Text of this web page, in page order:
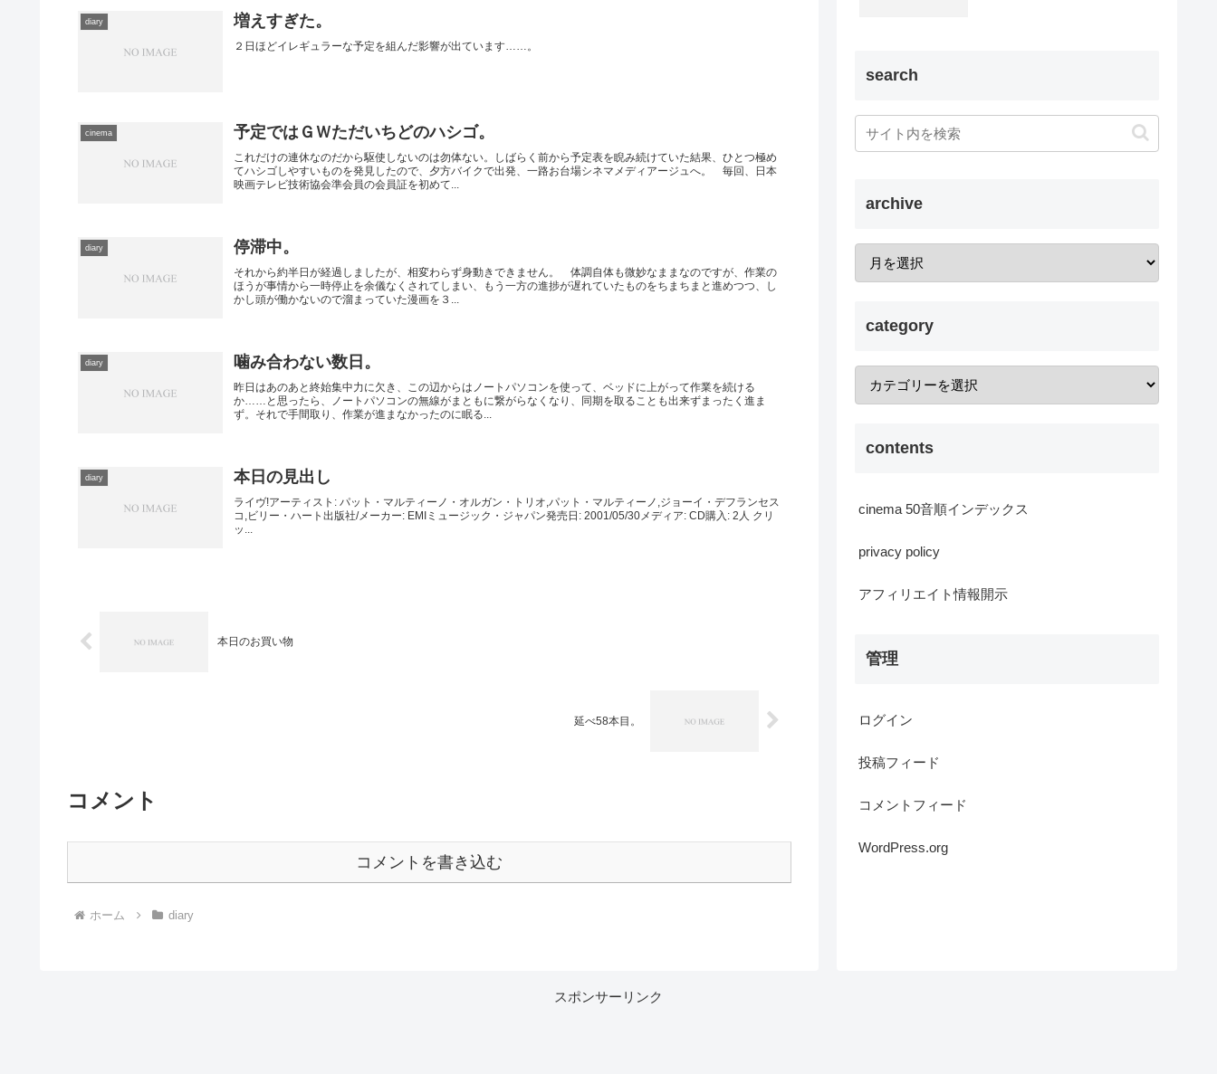
diary 増えすぎた。
２日ほどイレギュラーな予定を組んだ影響が出ています……。
cinema 予定ではＧＷただいちどのハシゴ。
これだけの連休なのだから駆使しないのは勿体ない。しばらく前から予定表を睨み続けていた結果、ひとつ極め
てハシゴしやすいものを発見したので、夕方バイクで出発、一路お台場シネマメディアージュへ。 毎回、日本
映画テレビ技術協会準会員の会員証を初めて...
diary 停滞中。
それから約半日が経過しましたが、相変わらず身動きできません。 体調自体も微妙なままなのですが、作業の
ほうが事情から一時停止を余儀なくされてしまい、もう一方の進捗が遅れていたものをちまちまと進めつつ、し
かし頭が働かないので溜まっていた漫画を３...
diary 噛み合わない数日。
昨日はあのあと終始集中力に欠き、この辺からはノートパソコンを使って、ベッドに上がって作業を続ける
か……と思ったら、ノートパソコンの無線がまともに繋がらなくなり、同期を取ることも出来ずまったく進ま
ず。それで手間取り、作業が進まなかったのに眠る...
diary 本日の見出し
ライヴ!アーティスト: パット・マルティーノ・オルガン・トリオ,パット・マルティーノ,ジョーイ・デフランセス
コ,ビリー・ハート出版社/メーカー: EMIミュージック・ジャパン発売日: 2001/05/30メディア: CD購入: 2人 クリ
ッ...
本日のお買い物
延べ58本目。
コメント
コメントを書き込む
ホーム diary
search
archive
category
contents
cinema 50音順インデックス
privacy policy
アフィリエイト情報開示
管理
ログイン
投稿フィード
コメントフィード
WordPress.org
スポンサーリンク